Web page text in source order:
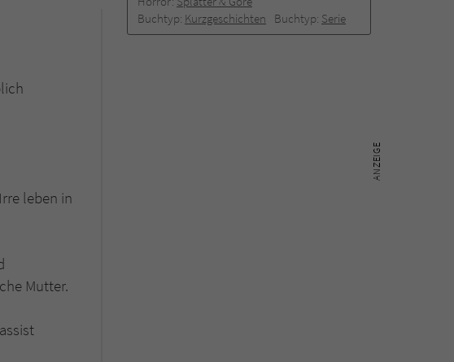
Buchtyp: Kurzgeschichten Buchtyp: Serie
leben in
Mutter.
um z. B.
zu